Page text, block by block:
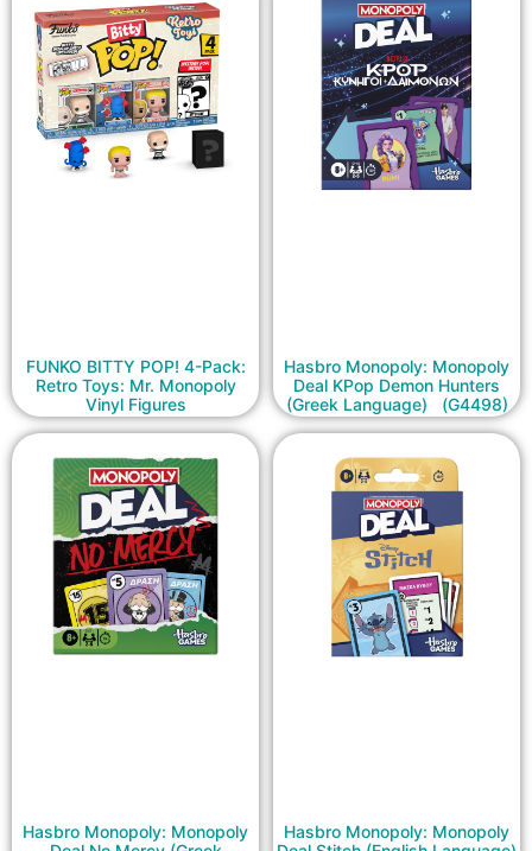
FUNKO BITTY POP! 4-Pack:
Retro Toys: Mr. Monopoly
Vinyl Figures
Hasbro Monopoly: Monopoly
Deal KPop Demon Hunters
(Greek Language) (G4498)
Hasbro Monopoly: Monopoly
Hasbro Monopoly: Monopoly